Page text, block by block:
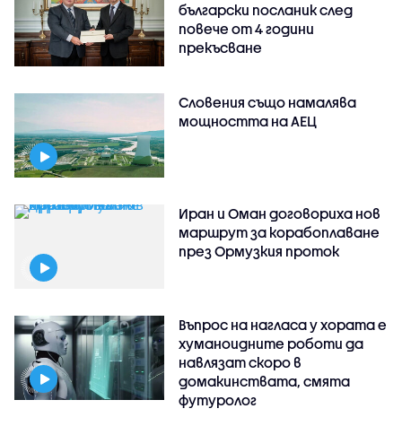
български посланик след
повече от 4 години
прекъсване
Словения също намалява
мощността на АЕЦ
Иран и Оман договориха нов
маршрут за корабоплаване
през Ормузкия проток
Въпрос на нагласа у хората е
хуманоидните роботи да
навлязат скоро в
домакинствата, смята
футуролог